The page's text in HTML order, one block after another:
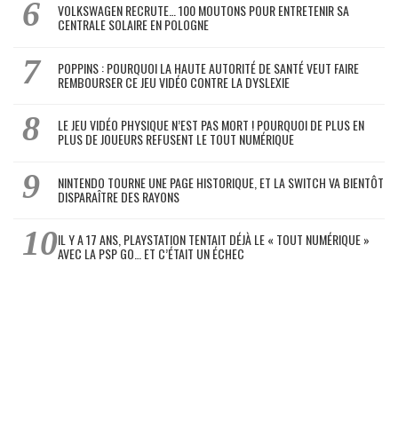
VOLKSWAGEN RECRUTE… 100 MOUTONS POUR ENTRETENIR SA
CENTRALE SOLAIRE EN POLOGNE
POPPINS : POURQUOI LA HAUTE AUTORITÉ DE SANTÉ VEUT FAIRE
REMBOURSER CE JEU VIDÉO CONTRE LA DYSLEXIE
LE JEU VIDÉO PHYSIQUE N’EST PAS MORT ! POURQUOI DE PLUS EN
PLUS DE JOUEURS REFUSENT LE TOUT NUMÉRIQUE
NINTENDO TOURNE UNE PAGE HISTORIQUE, ET LA SWITCH VA BIENTÔT
DISPARAÎTRE DES RAYONS
IL Y A 17 ANS, PLAYSTATION TENTAIT DÉJÀ LE « TOUT NUMÉRIQUE »
AVEC LA PSP GO… ET C’ÉTAIT UN ÉCHEC